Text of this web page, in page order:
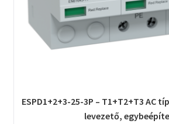
ESPD1+2+3-25-3P – T1+T2+T3 AC
levezető,